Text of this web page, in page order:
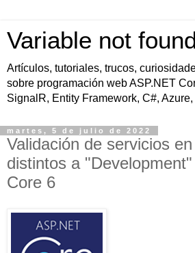
Variable not
Artículos, tutoriales, trucos,
sobre programación web ASP.NET
SignalR, Entity Framework, C#,
martes, 5 de julio de 2022
Validación de servicios
distintos a
Core 6